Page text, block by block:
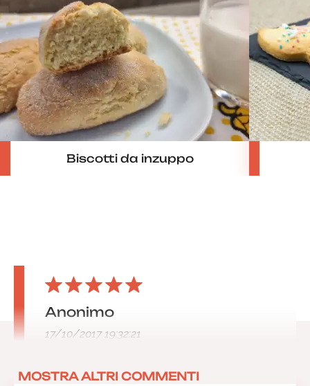
Biscotti da inzuppo
Anonimo
17/10/2017 19:32:21
MOSTRA ALTRI COMMENTI